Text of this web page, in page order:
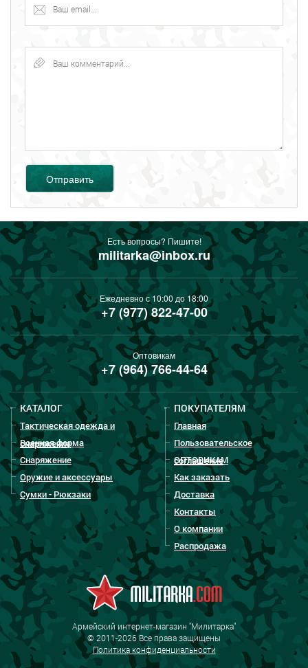
Отправить
Есть вопросы? Пишите!
militarka@inbox.ru
Ежедневно с 10:00 до 18:00
+7 (977) 822-47-00
Оптовикам
+7 (964) 766-44-64
КАТАЛОГ
Тактическая одежда и
снаряжение
Военная форма
Снаряжение
Оружие и аксессуары
Сумки - Рюкзаки
ПОКУПАТЕЛЯМ
Главная
Пользовательское
соглашение
ОПТОВИКАМ
Как заказать
Доставка
Контакты
О компании
Распродажа
Армейский интернет-магазин "Милитарка"
© 2011-2026 Все права защищены
Политика конфиденциальности